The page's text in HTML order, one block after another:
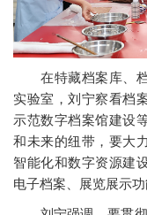
在特藏档案库、档
实验室，刘宁察看档
示范数字档案馆建设
和未来的纽带，要大
智能化和数字资源建
电子档案、展览展示